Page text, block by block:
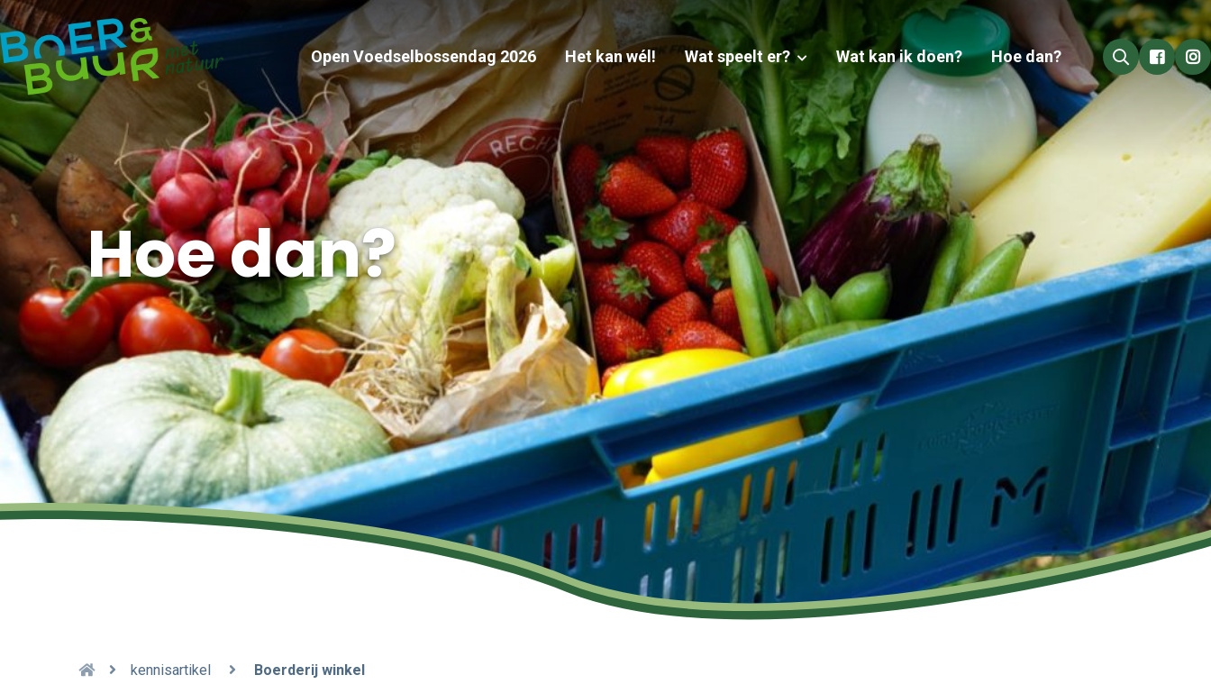
Open Voedselbossendag 2026 Het kan wél! Wat speelt er? Wat kan ik doen? Hoe dan? Go to
Hoe dan?
kennisartikel Boerderij winkel